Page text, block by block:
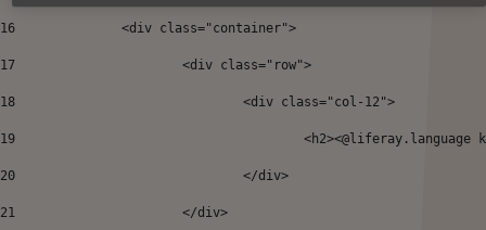
16
		<div class="container">
17
			<div class="row">
18
				<div class="col-12">
19
20
				</div>
21
			</div>